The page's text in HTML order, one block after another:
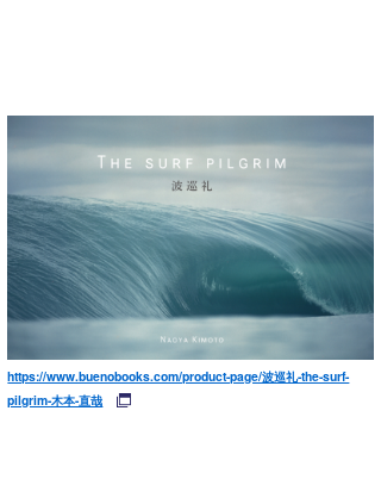
https://www.buenobooks.com/product-page/波巡礼-the-surf-
pilgrim-木本-直哉